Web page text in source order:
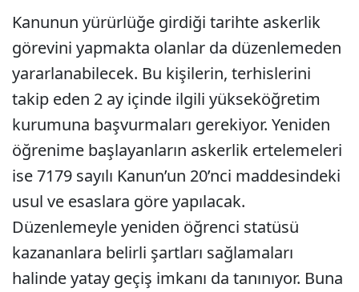
Kanunun yürürlüğe girdiği tarihte askerlik
görevini yapmakta olanlar da düzenlemeden
yararlanabilecek. Bu kişilerin, terhislerini
takip eden 2 ay içinde ilgili yükseköğretim
kurumuna başvurmaları gerekiyor. Yeniden
öğrenime başlayanların askerlik ertelemeleri
ise 7179 sayılı Kanun’un 20’nci maddesindeki
usul ve esaslara göre yapılacak.
Düzenlemeyle yeniden öğrenci statüsü
kazananlara belirli şartları sağlamaları
halinde yatay geçiş imkanı da tanınıyor. Buna